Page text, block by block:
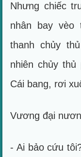
Nhưng chiếc
nhân bay vèo
thanh chủy
nhiên chủy thủ
Cái bang, rơi
Vương đại
- Ai bảo cứu